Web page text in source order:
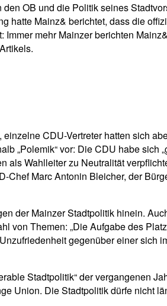
OB und die Politik seines
hatte Mainz& berichtet, dass die
mehr Mainzer berichten
CDU-Vertreter hatten sich
„Polemik“ vor: Die CDU habe
Wahlleiter zu Neutralität
Marc Antonin Bleicher, der
der Mainzer Stadtpolitik hinein.
von Themen: „Die Aufgabe des
gegenüber einer sich
Stadtpolitik“ der vergangenen
Union. Die Stadtpolitik dürfe nicht